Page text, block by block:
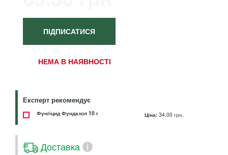
ПІДПИСАТИСЯ
НЕМА В НАЯВНОСТІ
Експерт рекомендує
Фунгіцид Фундазол 10 г Ціна: 34.00 грн.
Доставка i